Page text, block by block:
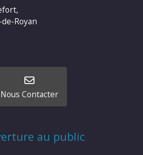
Royan
Nous Contacter
au public